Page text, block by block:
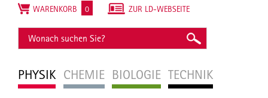
PHYSIK CHEMIE BIOLOGIE TECHNIK
ZUR LD-WEBSEITE
WARENKORB 0